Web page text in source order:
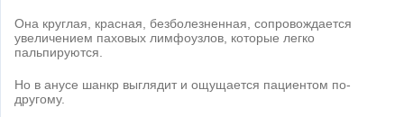
Она круглая, красная, безболезненная, сопровождается
увеличением паховых лимфоузлов, которые легко
пальпируются.
Но в анусе шанкр выглядит и ощущается пациентом по-
другому.